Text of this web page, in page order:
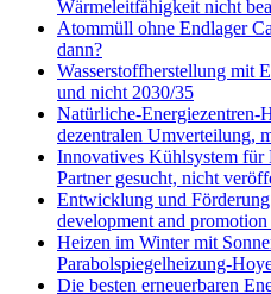
Wärmeleitfähigkeit nicht
Atommüll ohne Endlager
dann?
Wasserstoffherstellung mit
und nicht 2030/35
Natürliche-Energiezentren-
dezentralen Umverteilung,
Innovatives Kühlsystem für
Partner gesucht, nicht
Entwicklung und
development and
Heizen im Winter mit
Parabolspiegelheizung-
Die besten erneuerbaren